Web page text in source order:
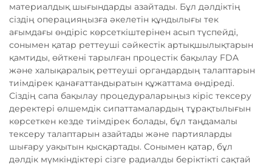
материалдық шығындарды азайтады. Бұл дәлдіктің
сіздің операцияңызға әкелетін құндылығы тек
ағымдағы өндіріс көрсеткіштерінен асып түспейді,
сонымен қатар реттеуші сәйкестік артықшылықтарын
қамтиды, өйткені тарылған процестік бақылау FDA
және халықаралық реттеуші органдардың талаптарын
тиімдірек қанағаттандыратын құжаттама өндіреді.
Сіздің сапа бақылау процедураларыңыз кіріс тексеру
деректері өлшемдік сипаттамалардың тұрақтылығын
көрсеткен кезде тиімдірек болады, бұл таңдамалы
тексеру талаптарын азайтады және партияларды
шығару уақытын қысқартады. Сонымен қатар, бұл
дәлдік мүмкіндіктері сізге радиалды беріктікті сақтай